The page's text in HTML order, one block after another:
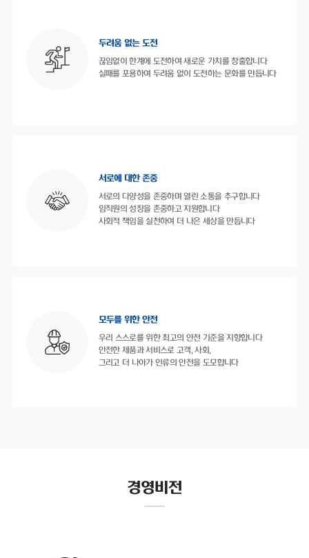
두려움 없는 도전
끊임없이 한계에 도전하여 새로운 가치를 창출합니다
실패를 포용하여 두려움 없이 도전하는 문화를 만듭니다
서로에 대한 존중
서로의 다양성을 존중하며 열린 소통을 추구합니다
임직원의 성장을 존중하고 지원합니다
사회적 책임을 실천하여 더 나은 세상을 만듭니다
모두를 위한 안전
우리 스스로를 위한 최고의 안전 기준을 지향합니다
안전한 제품과 서비스로 고객, 사회,
그리고 더 나아가 인류의 안전을 도모합니다
경영비전